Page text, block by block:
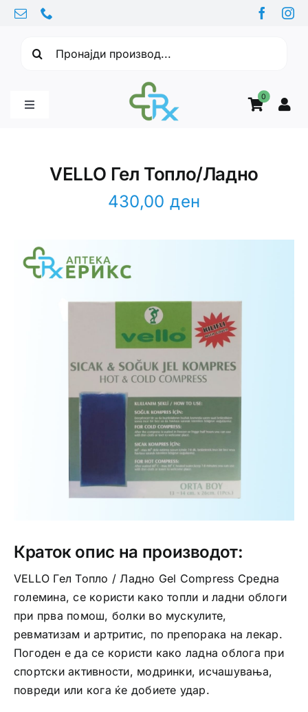
Skip
content
0
Toggle
Медицински апрати
VELLO Гел Топло/Ладно
430,00ден
Краток опис на производот:
VELLO Гел Топло / Ладно Gel Compress Средна
големина, се користи како топли и ладни облоги
при прва помош, болки во мускулите,
ревматизам и артритис, по препорака на лекар.
Погоден е да се користи како ладна облога при
спортски активности, модринки, исчашувања,
повреди или кога ќе добиете удар.